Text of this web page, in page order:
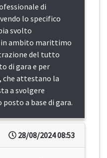
di
lo specifico
svolto
ambito marittimo
del tutto
di gara e per
attestano la
a svolgere
a base di gara.
28/08/2024 08:53